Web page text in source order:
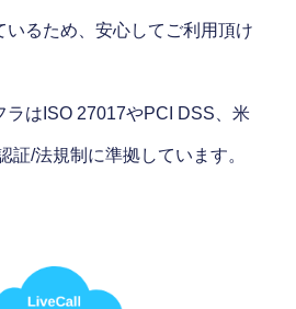
いるため、安心してご利用頂け
ラはISO 27017やPCI DSS、米
証/法規制に準拠しています。